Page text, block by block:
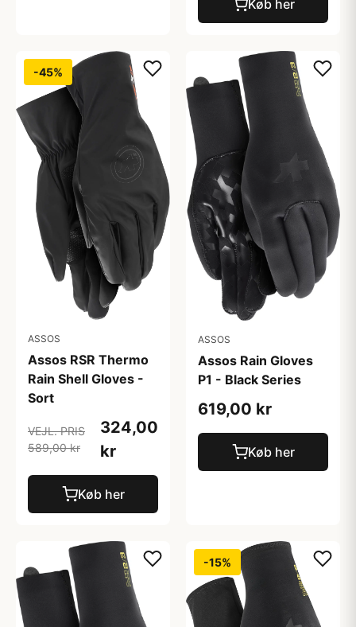
Køb her
-45%
ASSOS
Assos RSR Thermo
Rain Shell Gloves -
Sort
VEJL. PRIS
589,00 kr
324,00
kr
Køb her
ASSOS
Assos Rain Gloves
P1 - Black Series
619,00 kr
Køb her
-15%